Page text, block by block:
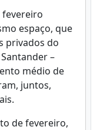
fevereiro
espaço, que
privados do
–
médio de
juntos,
de fevereiro,